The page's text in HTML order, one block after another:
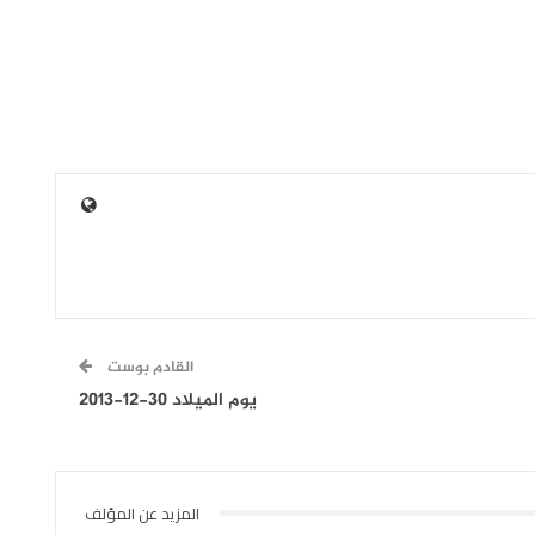
القادم بوست
يوم الميلاد 30-12-2013
المزيد عن المؤلف